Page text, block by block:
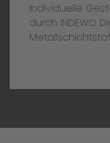
Individuelle
durch INDEWO